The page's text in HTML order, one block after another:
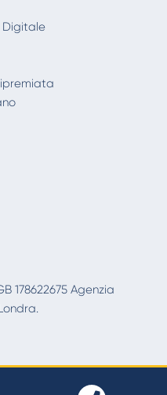
Digitale
178622675 Agenzia